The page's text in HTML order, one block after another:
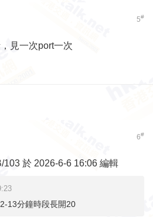
5#
見一次port一次
6#
於 2026-6-6 16:06 編輯
13分鐘時段長開20